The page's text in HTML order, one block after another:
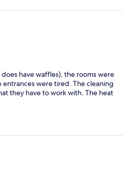
have waffles), the rooms were
were tired. The cleaning
they have to work with. The heat